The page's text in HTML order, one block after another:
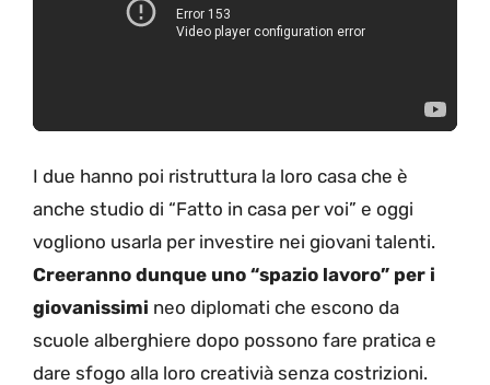
I due hanno poi ristruttura la loro casa che è
anche studio di “Fatto in casa per voi” e oggi
vogliono usarla per investire nei giovani talenti.
Creeranno dunque uno “spazio lavoro” per i
giovanissimi neo diplomati che escono da
scuole alberghiere dopo possono fare pratica e
dare sfogo alla loro creativià senza costrizioni.